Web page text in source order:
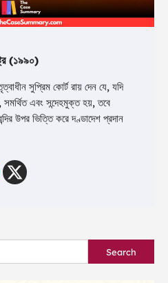
(১৯৯০)
সুপ্রিম কোর্ট রায় দেন যে, যদি
সমর্থিত এবং সন্দেহমুক্ত হয়, তবে
উপর ভিত্তি করে দণ্ডাদেশ প্রদান
Search